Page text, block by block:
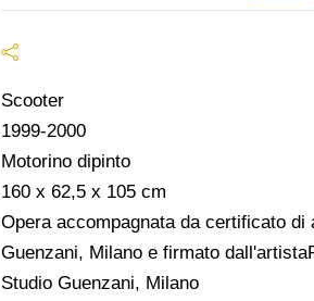
Scooter
1999-2000
Motorino dipinto
160 x 62,5 x 105 cm
Opera accompagnata da certificato
Guenzani, Milano e firmato
Studio Guenzani, Milano